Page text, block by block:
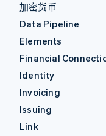
加密货币
Data Pipeline
Elements
Financial
Identity
Invoicing
Issuing
Link